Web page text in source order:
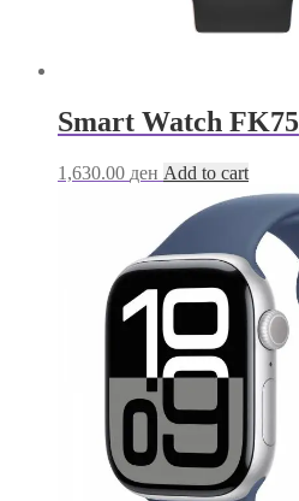
Smart Watch FK75
1,630.00 ден Add to cart